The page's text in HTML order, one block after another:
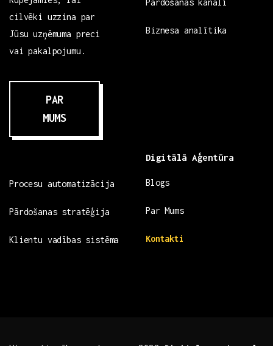
cilvēki uzzina par
Jūsu uzņēmuma preci
vai pakalpojumu.
PAR
MUMS
Pārdošanas kanāli
Biznesa analītika
Procesu automatizācija
Pārdošanas stratēģija
Klientu vadības sistēma
Digitālā Aģentūra
Blogs
Par Mums
Kontakti